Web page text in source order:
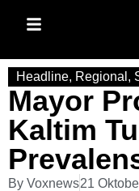
Headline, Regional ,
Mayor
Kaltim
By Voxnews21